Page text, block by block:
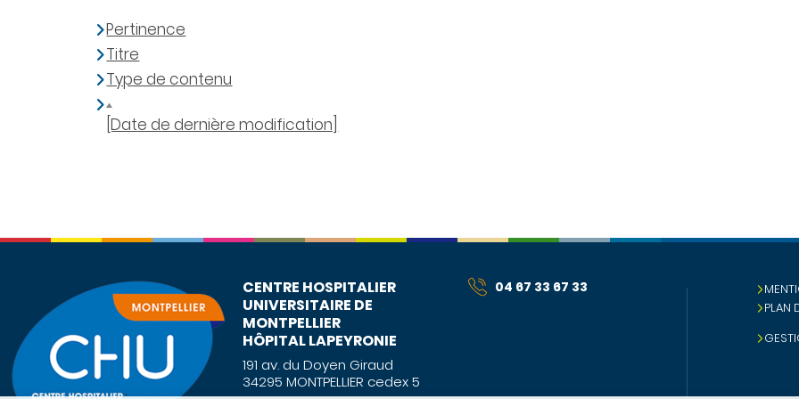
Pertinence
Titre
Type de contenu
[Date de dernière modification]
CENTRE HOSPITALIER
UNIVERSITAIRE DE
MONTPELLIER
HÔPITAL LAPEYRONIE
191 av. du Doyen Giraud
34295 MONTPELLIER cedex 5
04 67 33 67 33
PLAN